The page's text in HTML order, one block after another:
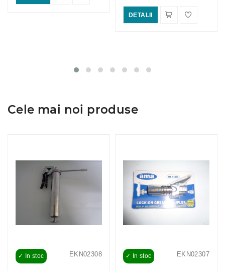
DETALII
Cele mai noi produse
EKN02308
✓ In stoc EKN02307
✓ In stoc